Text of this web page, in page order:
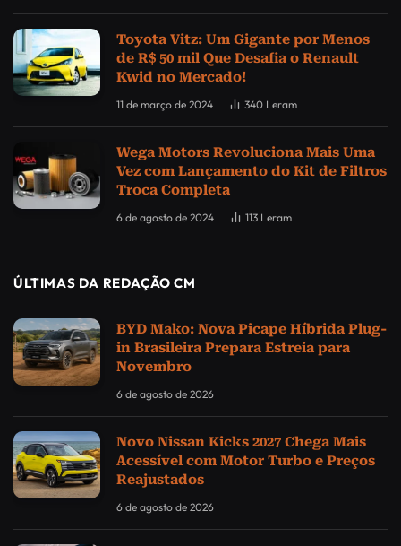
Toyota Vitz: Um Gigante por Menos
de R$ 50 mil Que Desafia o Renault
Kwid no Mercado!
11 de março de 2024 340 Leram
Wega Motors Revoluciona Mais Uma
Vez com Lançamento do Kit de Filtros
Troca Completa
6 de agosto de 2024 113 Leram
ÚLTIMAS DA REDAÇÃO CM
BYD Mako: Nova Picape Híbrida Plug-
in Brasileira Prepara Estreia para
Novembro
6 de agosto de 2026
Novo Nissan Kicks 2027 Chega Mais
Acessível com Motor Turbo e Preços
Reajustados
6 de agosto de 2026